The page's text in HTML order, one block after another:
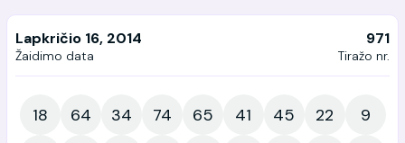
Lapkričio 16, 2014
Žaidimo data
971
Tiražo nr.
18 64 34 74 65 41 45 22
9